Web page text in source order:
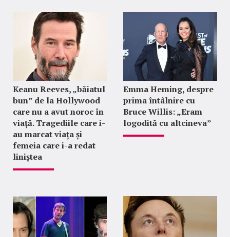
Keanu Reeves, „băiatul
bun” de la Hollywood
care nu a avut noroc în
viață. Tragediile care i-
au marcat viața și
femeia care i-a redat
liniștea
Emma Heming, despre
prima întâlnire cu
Bruce Willis: „Eram
logodită cu altcineva”